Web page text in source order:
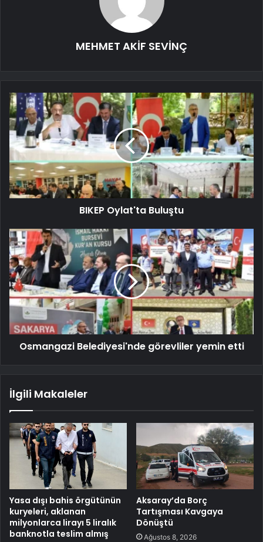
MEHMET AKİF SEVİNÇ
BIKEP Oylat'ta Buluştu
Osmangazi Belediyesi'nde görevliler yemin etti
İlgili Makaleler
Yasa dışı bahis örgütünün
kuryeleri, aklanan
milyonlarca lirayı 5 liralık
banknotla teslim almış
Aksaray’da Borç
Tartışması Kavgaya
Dönüştü
Ağustos 8, 2026